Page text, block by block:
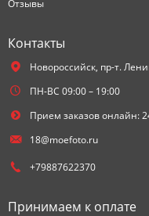
Отзывы
Контакты
Новороссийск, пр-т.
ПН-ВС 09:00 – 19:00
Прием заказов онлайн:
18@moefoto.ru
+79887622370
Принимаем к оплате